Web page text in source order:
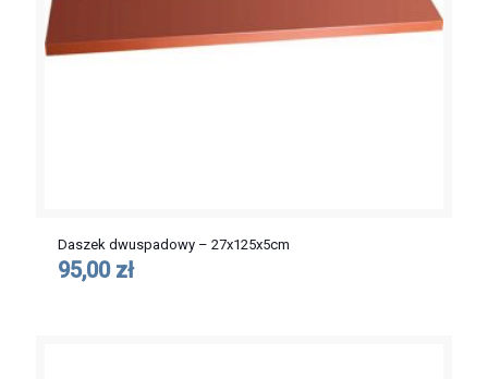
Daszek dwuspadowy – 27x125x5cm
95,00 zł